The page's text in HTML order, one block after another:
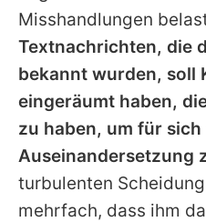
Misshandlungen
Textnachrichten, die
bekannt wurden, soll
eingeräumt haben,
zu haben, um für
Auseinandersetzung
turbulenten
mehrfach, dass ihm